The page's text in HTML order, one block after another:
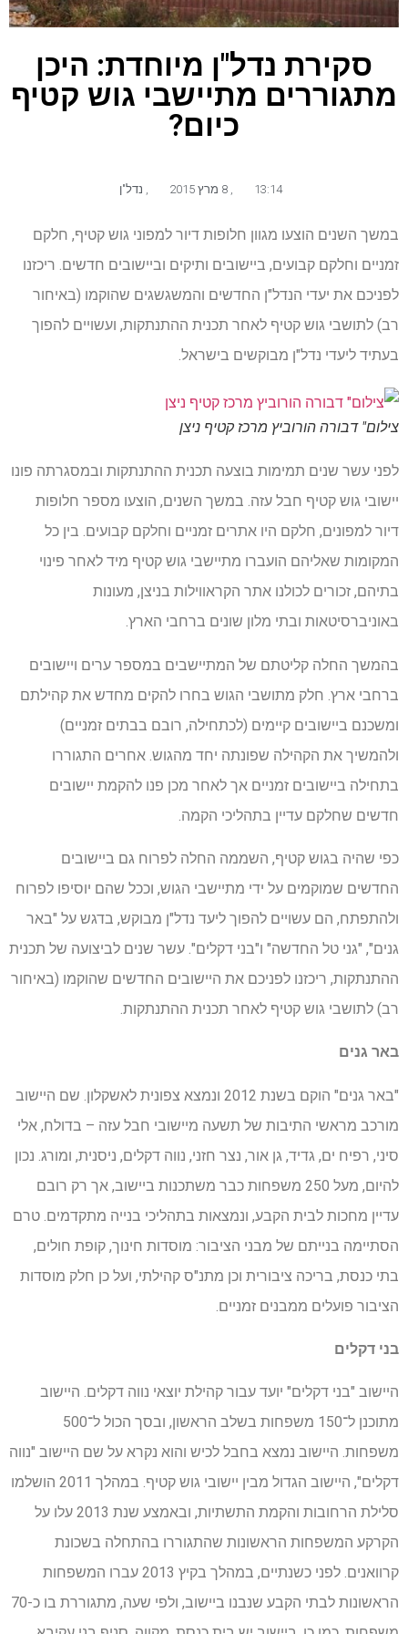
סקירת נדל"ן מיוחדת: היכן
מתגוררים מתיישבי גוש קטיף
כיום?
13:14 8 מרץ 2015 נדל"ן
במשך השנים הוצעו מגוון חלופות דיור למפוני גוש קטיף, חלקם
זמניים וחלקם קבועים, ביישובים ותיקים וביישובים חדשים. ריכזנו
לפניכם את יעדי הנדל"ן החדשים והמשגשגים שהוקמו (באיחור
רב) לתושבי גוש קטיף לאחר תכנית ההתנתקות, ועשויים להפוך
בעתיד ליעדי נדל"ן מבוקשים בישראל.
צילום" דבורה הורוביץ מרכז קטיף ניצן
לפני עשר שנים תמימות בוצעה תכנית ההתנתקות ובמסגרתה פונו
יישובי גוש קטיף חבל עזה. במשך השנים, הוצעו מספר חלופות
דיור למפונים, חלקם היו אתרים זמניים וחלקם קבועים. בין כל
המקומות שאליהם הועברו מתיישבי גוש קטיף מיד לאחר פינוי
בתיהם, זכורים לכולנו אתר הקראווילות בניצן, מעונות
באוניברסיטאות ובתי מלון שונים ברחבי הארץ.
בהמשך החלה קליטתם של המתיישבים במספר ערים ויישובים
ברחבי ארץ. חלק מתושבי הגוש בחרו להקים מחדש את קהילתם
ומשכנם ביישובים קיימים (לכתחילה, רובם בבתים זמניים)
ולהמשיך את הקהילה שפונתה יחד מהגוש. אחרים התגוררו
בתחילה ביישובים זמניים אך לאחר מכן פנו להקמת יישובים
חדשים שחלקם עדיין בתהליכי הקמה.
כפי שהיה בגוש קטיף, השממה החלה לפרוח גם ביישובים
החדשים שמוקמים על ידי מתיישבי הגוש, וככל שהם יוסיפו לפרוח
ולהתפתח, הם עשויים להפוך ליעד נדל"ן מבוקש, בדגש על "באר
גנים", "גני טל החדשה" ו"בני דקלים". עשר שנים לביצועה של תכנית
ההתנתקות, ריכזנו לפניכם את היישובים החדשים שהוקמו (באיחור
רב) לתושבי גוש קטיף לאחר תכנית ההתנתקות.
באר גנים
"באר גנים" הוקם בשנת 2012 ונמצא צפונית לאשקלון. שם היישוב
מורכב מראשי התיבות של תשעה מיישובי חבל עזה – בדולח, אלי
סיני, רפיח ים, גדיד, גן אור, נצר חזני, נווה דקלים, ניסנית, ומורג. נכון
להיום, מעל 250 משפחות כבר משתכנות ביישוב, אך רק רובם
עדיין מחכות לבית הקבע, ונמצאות בתהליכי בנייה מתקדמים. טרם
הסתיימה בנייתם של מבני הציבור: מוסדות חינוך, קופת חולים,
בתי כנסת, בריכה ציבורית וכן מתנ"ס קהילתי, ועל כן חלק מוסדות
הציבור פועלים ממבנים זמניים.
בני דקלים
היישוב "בני דקלים" יועד עבור קהילת יוצאי נווה דקלים. היישוב
מתוכנן ל־150 משפחות בשלב הראשון, ובסך הכול ל־500
משפחות. היישוב נמצא בחבל לכיש והוא נקרא על שם היישוב "נווה
דקלים", היישוב הגדול מבין יישובי גוש קטיף. במהלך 2011 הושלמו
סלילת הרחובות והקמת התשתיות, ובאמצע שנת 2013 עלו על
הקרקע המשפחות הראשונות שהתגוררו בהתחלה בשכונת
קרוואנים. לפני כשנתיים, במהלך בקיץ 2013 עברו המשפחות
הראשונות לבתי הקבע שנבנו ביישוב, ולפי שעה, מתגוררת בו כ-70